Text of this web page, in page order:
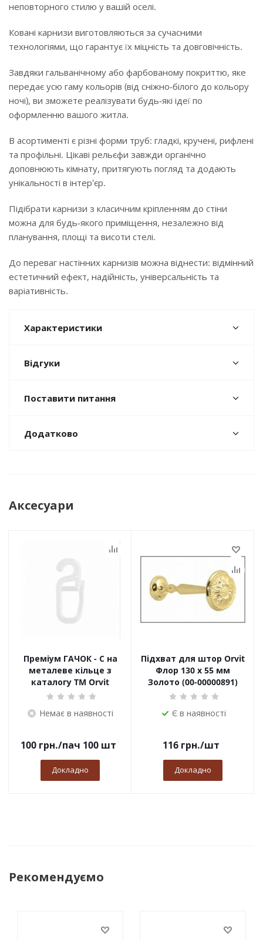
неповторного стилю у вашій оселі.
Ковані карнизи виготовляються за сучасними
технологіями, що гарантує їх міцність та довговічність.
Завдяки гальванічному або фарбованому покриттю, яке
передає усю гаму кольорів (від сніжно-білого до кольору
ночі), ви зможете реалізувати будь-які ідеї по
оформленню вашого житла.
В асортименті є різні форми труб: гладкі, кручені, рифлені
та профільні. Цікаві рельєфи завжди органічно
доповнюють кімнату, притягують погляд та додають
унікальності в інтер'єр.
Підібрати карнизи з класичним кріпленням до стіни
можна для будь-якого приміщення, незалежно від
планування, площі та висоти стелі.
До переваг настінних карнизів можна віднести: відмінний
естетичний ефект, надійність, універсальність та
варіативність.
Характеристики
Відгуки
Поставити питання
Додатково
Аксесуари
Преміум ГАЧОК - С на
металеве кільце з
каталогу TM Orvit
Немає в наявності
100грн./пач 100 шт
Докладно
Підхват для штор Orvit
Флор 130 х 55 мм
Золото (00-00000891)
Є в наявності
116грн./шт
Докладно
Рекомендуємо